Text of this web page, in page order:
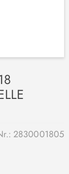
2830001805